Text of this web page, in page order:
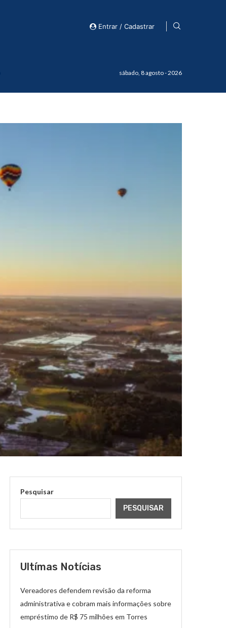
Entrar / Cadastrar
sábado, 8 agosto - 2026
Pesquisar
PESQUISAR
Ultímas Notícias
Vereadores defendem revisão da reforma
administrativa e cobram mais informações sobre
empréstimo de R$ 75 milhões em Torres